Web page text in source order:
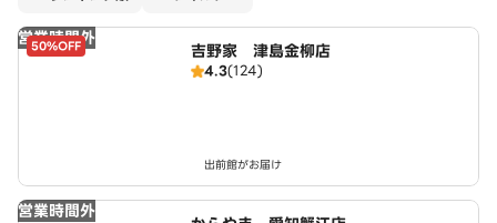
営業時間外
50%OFF 吉野家 津島金柳店
4.3(124)
出前館がお届け
営業時間外